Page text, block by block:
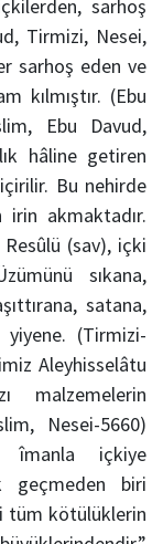
sarhoş
Tirmizi, Nesei,
sarhoş eden ve
kılmıştır. (Ebu
Ebu Davud,
hâline getiren
Bu nehirde
irin akmaktadır.
(sav), içki
sıkana,
satana,
yiyene. (Tirmizi-
Aleyhisselâtu
malzemelerin
Nesei-5660)
îmanla içkiye
geçmeden biri
tüm kötülüklerin